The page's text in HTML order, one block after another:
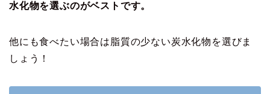
水化物を選ぶのがベストです。
他にも食べたい場合は脂質の少ない炭水化物を選びま
しょう！